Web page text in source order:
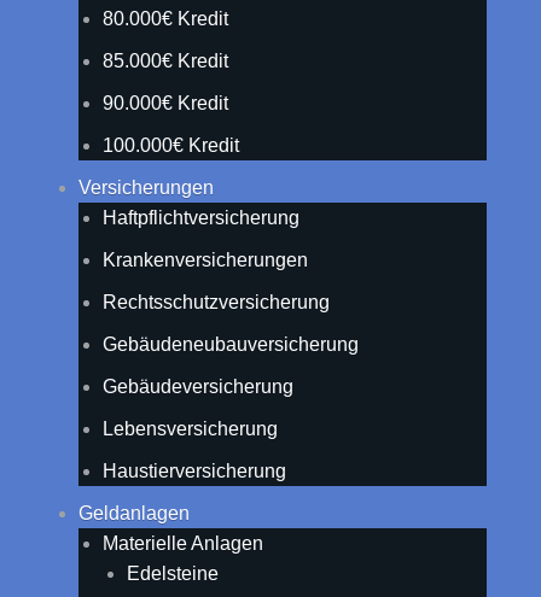
80.000€ Kredit
85.000€ Kredit
90.000€ Kredit
100.000€ Kredit
Versicherungen
Haftpflichtversicherung
Krankenversicherungen
Rechtsschutzversicherung
Gebäudeneubauversicherung
Gebäudeversicherung
Lebensversicherung
Haustierversicherung
Geldanlagen
Materielle Anlagen
Edelsteine